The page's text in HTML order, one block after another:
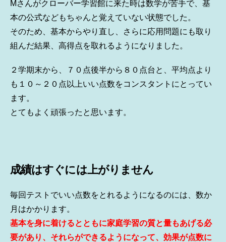
Mさんがクローバー学習館に来た時は数学が苦手で、基
本の公式などもちゃんと覚えていない状態でした。
そのため、基本からやり直し、さらに応用問題にも取り
組んだ結果、高得点を取れるようになりました。
２学期末から、７０点後半から８０点台と、平均点より
も１０～２０点以上いい点数をコンスタントにとってい
ます。
とてもよく頑張ったと思います。
成績はすぐには上がりません
毎回テストでいい点数をとれるようになるのには、数か
月はかかります。
基本を身に着けるとともに家庭学習の質と量もあげる必
要があり、それらができるようになって、効果が点数に